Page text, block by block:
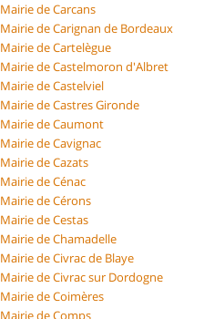
Mairie de Carcans
Mairie de Carignan de Bordeaux
Mairie de Cartelègue
Mairie de Castelmoron d'Albret
Mairie de Castelviel
Mairie de Castres Gironde
Mairie de Caumont
Mairie de Cavignac
Mairie de Cazats
Mairie de Cénac
Mairie de Cérons
Mairie de Cestas
Mairie de Chamadelle
Mairie de Civrac de Blaye
Mairie de Civrac sur Dordogne
Mairie de Coimères